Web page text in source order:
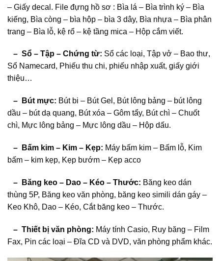
– Giấy decal. File đựng hồ sơ : Bìa lá – Bìa trình ký – Bìa
kiếng, Bìa còng – bìa hộp – bìa 3 dây, Bìa nhựa – Bìa phân
trang – Bìa lỗ, kệ rổ – kệ tầng mica – Hộp cắm viết.
– Sổ – Tập – Chứng từ: Sổ các loại, Tập vở – Bao thư,
Sổ Namecard, Phiếu thu chi, phiếu nhập xuất, giấy giới
thiệu…
– Bút mực: Bút bi – Bút Gel, Bút lông bảng – bút lông
dầu – bút dạ quang, Bút xóa – Gôm tẩy, Bút chì – Chuốt
chì, Mực lông bảng – Mực lông dầu – Hộp dấu.
– Bấm kim – Kim – Kẹp: Máy bấm kim – Bấm lỗ, Kim
bấm – kim kẹp, Kẹp bướm – Kẹp acco
– Băng keo – Dao – Kéo – Thước: Băng keo dán
thùng 5P, Băng keo văn phòng, băng keo simili dán gáy –
Keo Khô, Dao – Kéo, Cắt băng keo – Thước.
– Thiết bị văn phòng: Máy tính Casio, Ruy băng – Film
Fax, Pin các loại – Đĩa CD và DVD, văn phòng phẩm khác.